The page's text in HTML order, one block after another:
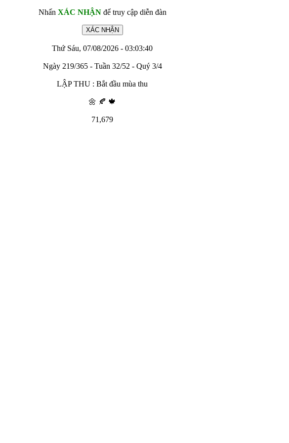
Nhấn XÁC NHẬNđể truy cập diễn đàn
Thứ Sáu, 07/08/2026 - 03:03:40
Ngày 219/365 - Tuần 32/52 - Quý 3/4
LẬP THU : Bắt đầu mùa thu
🌼 🍂 🍁
71,679